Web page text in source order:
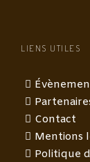
LIENS UTILES
Contact
Mentions
Politique